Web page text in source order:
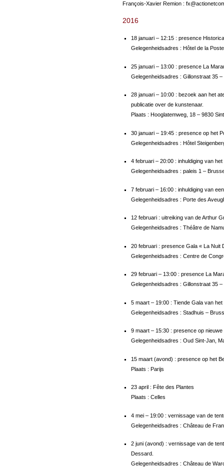
François-Xavier Remion : fx@
2016
18 januari – 12:15 : presence
Gelegenheidsadres : Hôtel de la
25 januari – 13:00 : presence La
Gelegenheidsadres : Gillonstraat 35
28 januari – 10:00 : bezoek aan het
publicatie over de kunstenaar.
Plaats : Hooglatemweg, 18 – 9830
30 januari – 19:45 : presence op het
Gelegenheidsadres : Hôtel
4 februari – 20:00 : inhuldiging van
Gelegenheidsadres : paleis 1 –
7 februari – 16:00 : inhuldiging van
Gelegenheidsadres : Porte des
12 februari : uitreiking van de Arthur
Gelegenheidsadres : Théâtre de
20 februari : presence Gala « La Nuit
Gelegenheidsadres : Centre de
29 februari – 13:00 : presence La
Gelegenheidsadres : Gillonstraat 35
5 maart – 19:00 : Tiende Gala van
Gelegenheidsadres : Stadhuis –
9 maart – 15:30 : presence op
Gelegenheidsadres : Oud Sint-Jan,
15 maart (avond) : presence op het
Plaats : Parijs
23 april : Fête des Plantes
Plaats : Celles
4 mei – 19:00 : vernissage van de
Gelegenheidsadres : Château de
2 juni (avond) : vernissage van de
Dessard.
Gelegenheidsadres : Château de